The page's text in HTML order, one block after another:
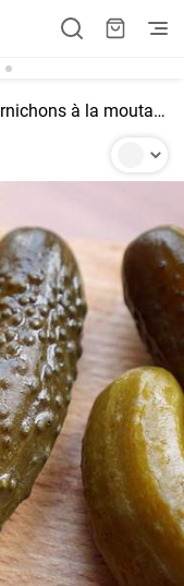
Recette de cornichons à la moutarde douce faits maison à l'ancienne